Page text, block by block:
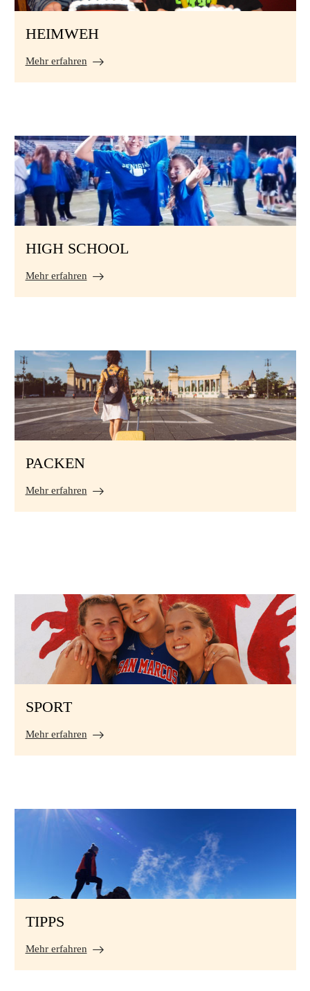
HEIMWEH
Mehr erfahren
HIGH SCHOOL
Mehr erfahren
PACKEN
Mehr erfahren
SPORT
Mehr erfahren
TIPPS
Mehr erfahren